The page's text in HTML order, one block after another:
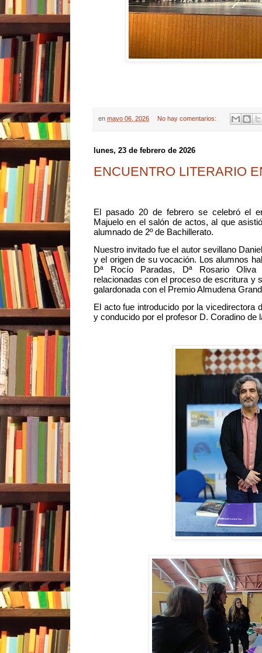
en mayo 06, 2026 No hay comentarios:
lunes, 23 de febrero de 2026
ENCUENTRO LITERARIO
El pasado 20 de febrero se celebró el
Majuelo en el salón de actos, al que
alumnado de 2º de Bachillerato.
Nuestro invitado fue el autor sevillano
y el origen de su vocación. Los alumnos
Dª Rocío Paradas, Dª Rosario
relacionadas con el proceso de escritura y
galardonada con el Premio Almudena
El acto fue introducido por la vicedirectora
y conducido por el profesor D. Coradino de